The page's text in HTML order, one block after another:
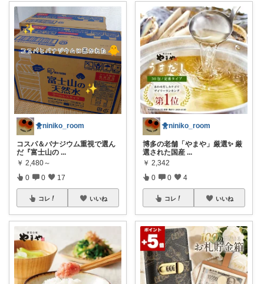
🐥niniko_room
​コスパ＆バナジウム重視で選ん
だ『富士山の ...
￥ 2,480～
0 0 17
コレ いいね
🐥niniko_room
博多の老舗「やまや」厳選✨ 厳
選された国産 ...
￥ 2,342
0 0 4
コレ いいね